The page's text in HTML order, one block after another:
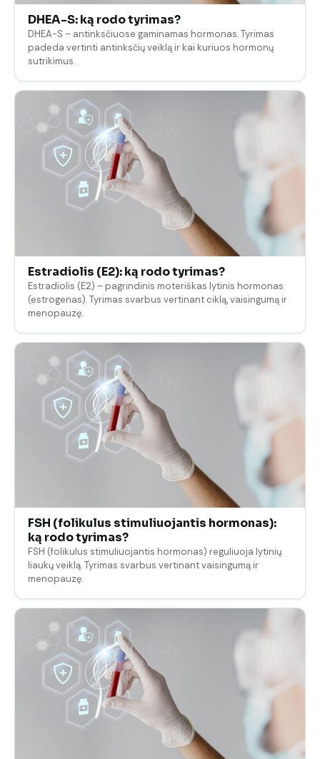
DHEA-S: ką rodo tyrimas?
DHEA-S – antinksčiuose gaminamas hormonas. Tyrimas
padeda vertinti antinksčių veiklą ir kai kuriuos hormonų
sutrikimus.
Estradiolis (E2): ką rodo tyrimas?
Estradiolis (E2) – pagrindinis moteriškas lytinis hormonas
(estrogenas). Tyrimas svarbus vertinant ciklą, vaisingumą ir
menopauzę.
FSH (folikulus stimuliuojantis hormonas):
ką rodo tyrimas?
FSH (folikulus stimuliuojantis hormonas) reguliuoja lytinių
liaukų veiklą. Tyrimas svarbus vertinant vaisingumą ir
menopauzę.